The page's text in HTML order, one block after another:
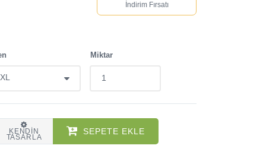
İndirim Fırsatı
Miktar
KENDIN
TASARLA
SEPETE EKLE